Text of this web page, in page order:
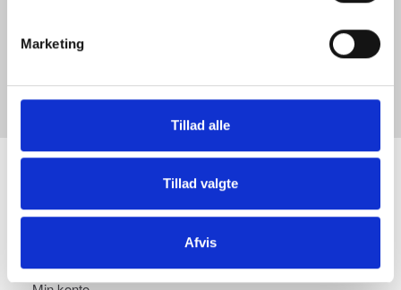
Marketing
Tillad alle
Tillad valgte
Afvis